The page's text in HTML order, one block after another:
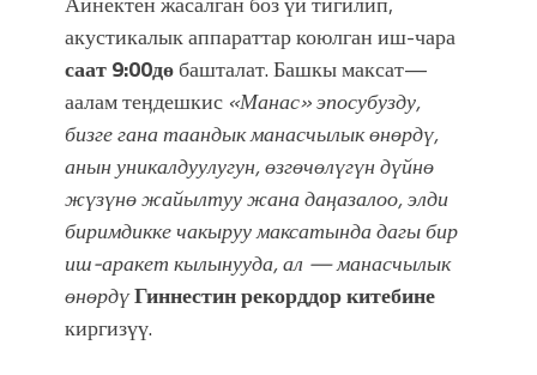
болмок”
акустикалык аппараттар коюлган иш-чара
саат 9:00дөбашталат. Башкы максат—
аалам теӊдешкис «Манас» эпосубузду,
бизге гана таандык манасчылык өнөрдү,
анын уникалдуулугун, өзгөчөлүгүн дүйнө
жүзүнө жайылтуу жана даңазалоо, элди
биримдикке чакыруу максатында дагы бир
иш-аракет кылынууда, ал — манасчылык
өнөрдүГиннестин рекорддор китебине
киргизүү.